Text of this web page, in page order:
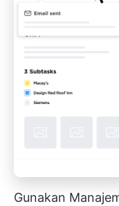
Gunakan